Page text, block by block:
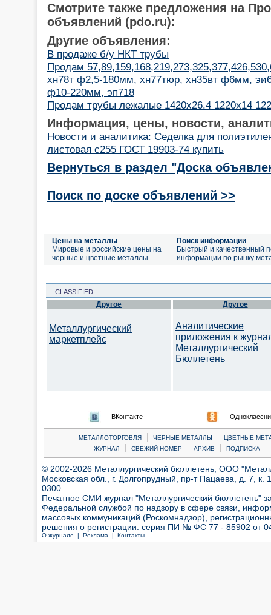
Смотрите также предложения на
объявлений (pdo.ru):
Другие объявления:
В продаже б/у НКТ трубы
Продам
хн78т ф2,5-180мм, хн77тюр, хн35вт ф6мм,
ф10-220мм, эп718
Продам трубы лежалые 1420х26.4 1220х14
Информация, цены, новости,
Новости и аналитика: Седелка для
листовая с255 ГОСТ 19903-74 купить
Вернуться в раздел "Доска
Поиск по доске объявлений >>
Цены на металлы
Мировые и российские цены на
черные и цветные металлы
Поиск информации
Быстрый и качественный
информации по рынку
CLASSIFIED
Другое
Металлургический
маркетплейс
Другое
Аналитические
приложения к
Металлургический
Бюллетень
ВКонтакте
МЕТАЛЛОТОРГОВЛЯ | ЧЕРНЫЕ МЕТАЛЛЫ |
ЦВЕТНЫЕ
ЖУРНАЛ
| СВЕЖИЙ НОМЕР | АРХИВ | ПОДПИСКА |
© 2002-2026 Металлургический бюллетень, ООО
Московская обл., г. Долгопрудный, пр-т Пацаева, д. 7,
0300
Печатное СМИ журнал "Металлургический бюллетень"
Федеральной службой по надзору в сфере связи,
массовых коммуникаций (Роскомнадзор),
решения о регистрации: серия ПИ № ФС 77 - 85902 от 04
О журнале | Реклама | Контакты